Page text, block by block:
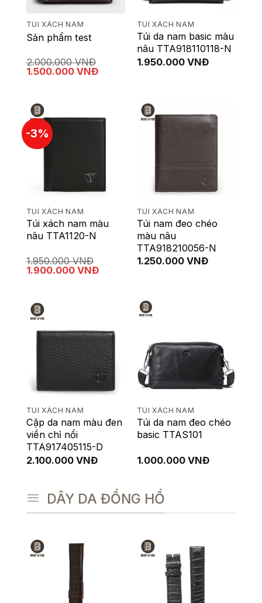
TÚI XÁCH NAM
Sản phẩm test
2.000.000VNĐ
Giá
1.500.000 VNĐGiá
1.500.000 VNĐ.
TÚI XÁCH NAM
Túi da nam basic màu
nâu TTA918110118-N
1.950.000 VNĐ
-3%
TÚI XÁCH NAM
Túi xách nam màu
nâu TTA1120-N
1.950.000VNĐ
Giá
1.900.000 VNĐGiá
1.900.000 VNĐ.
TÚI XÁCH NAM
Túi nam đeo chéo
màu nâu
TTA918210056-N
1.250.000 VNĐ
TÚI XÁCH NAM
Cặp da nam màu đen
viền chỉ nổi
TTA917405115-D
2.100.000 VNĐ
TÚI XÁCH NAM
Túi da nam đeo chéo
basic TTAS101
1.000.000 VNĐ
DÂY DA ĐỒNG HỒ